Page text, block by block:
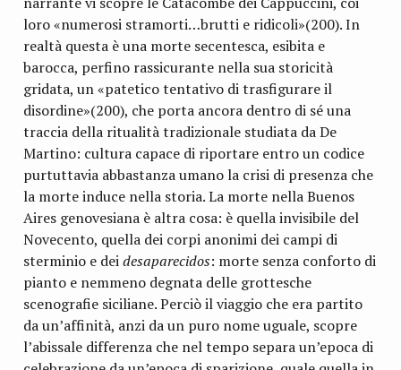
loro «numerosi stramorti…brutti e ridicoli»(200). In
realtà questa è una morte secentesca, esibita e
barocca, perfino rassicurante nella sua storicità
gridata, un «patetico tentativo di trasfigurare il
disordine»(200), che porta ancora dentro di sé una
traccia della ritualità tradizionale studiata da De
Martino: cultura capace di riportare entro un codice
purtuttavia abbastanza umano la crisi di presenza che
la morte induce nella storia. La morte nella Buenos
Aires genovesiana è altra cosa: è quella invisibile del
Novecento, quella dei corpi anonimi dei campi di
sterminio e deidesaparecidos: morte senza conforto di
pianto e nemmeno degnata delle grottesche
scenografie siciliane. Perciò il viaggio che era partito
da un’affinità, anzi da un puro nome uguale, scopre
l’abissale differenza che nel tempo separa un’epoca di